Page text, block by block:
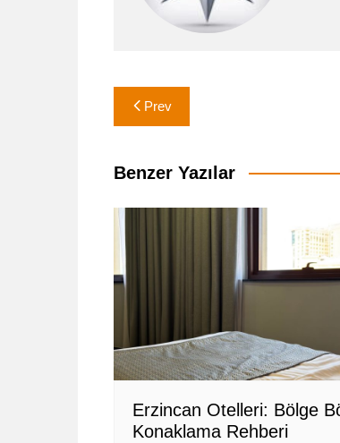
Yazı
gezinmesi
Prev
Benzer Yazılar
Erzincan Otelleri: Bölge
Konaklama Rehberi